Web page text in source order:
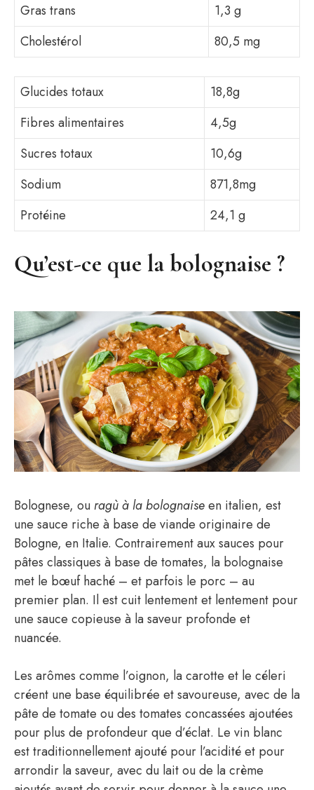
Gras trans
1,3 g
Cholestérol
80,5 mg
Glucides totaux
18,8g
Fibres alimentaires
4,5g
Sucres totaux
10,6g
Sodium
871,8mg
Protéine
24,1 g
Qu’est-ce que la bolognaise ?
Bolognese, ouragù à la bolognaiseen italien, est
une sauce riche à base de viande originaire de
Bologne, en Italie. Contrairement aux sauces pour
pâtes classiques à base de tomates, la bolognaise
met le bœuf haché – et parfois le porc – au
premier plan. Il est cuit lentement et lentement pour
une sauce copieuse à la saveur profonde et
nuancée.
Les arômes comme l’oignon, la carotte et le céleri
créent une base équilibrée et savoureuse, avec de la
pâte de tomate ou des tomates concassées ajoutées
pour plus de profondeur que d’éclat. Le vin blanc
est traditionnellement ajouté pour l’acidité et pour
arrondir la saveur, avec du lait ou de la crème